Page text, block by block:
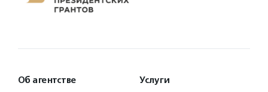
Об агентстве Услуги